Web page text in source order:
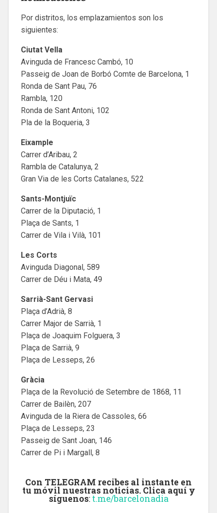
Por distritos, los emplazamientos son los
siguientes:
Ciutat Vella
Avinguda de Francesc Cambó, 10
Passeig de Joan de Borbó Comte de Barcelona, 1
Ronda de Sant Pau, 76
Rambla, 120
Ronda de Sant Antoni, 102
Pla de la Boqueria, 3
Eixample
Carrer d’Aribau, 2
Rambla de Catalunya, 2
Gran Via de les Corts Catalanes, 522
Sants-Montjuïc
Carrer de la Diputació, 1
Plaça de Sants, 1
Carrer de Vila i Vilà, 101
Les Corts
Avinguda Diagonal, 589
Carrer de Déu i Mata, 49
Sarrià-Sant Gervasi
Plaça d’Adrià, 8
Carrer Major de Sarrià, 1
Plaça de Joaquim Folguera, 3
Plaça de Sarrià, 9
Plaça de Lesseps, 26
Gràcia
Plaça de la Revolució de Setembre de 1868, 11
Carrer de Bailèn, 207
Avinguda de la Riera de Cassoles, 66
Plaça de Lesseps, 23
Passeig de Sant Joan, 146
Carrer de Pi i Margall, 8
Con TELEGRAM recibes al instante en
tu móvil nuestras noticias. Clica aquí y
síguenos: t.me/barcelonadia